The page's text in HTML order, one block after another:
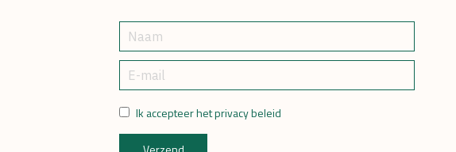
Ik accepteer het privacy beleid